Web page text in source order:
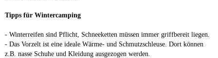
Tipps für Wintercamping
- Winterreifen sind Pflicht, Schneeketten müssen immer griffbereit liegen.
- Das Vorzelt ist eine ideale Wärme- und Schmutzschleuse. Dort können
z.B. nasse Schuhe und Kleidung ausgezogen werden.